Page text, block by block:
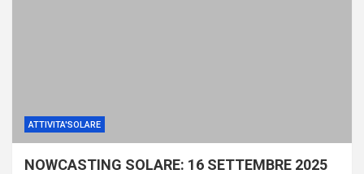
ATTIVITA'SOLARE
NOWCASTING SOLARE: 16 SETTEMBRE 2025